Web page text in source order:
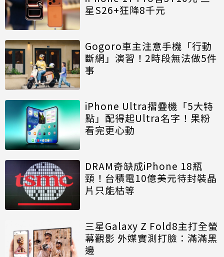
星S26+狂降8千元
Gogoro車主注意手機「行動
斷網」演習！2時段無法做5件
事
iPhone Ultra摺疊機「5大特
點」配得起Ultra名字！果粉
看完更心動
DRAM奇缺成iPhone 18瓶
頸！台積電10億美元待封裝晶
片只能枯等
三星Galaxy Z Fold8主打全螢
幕觀影 外媒實測打臉：滿滿黑
邊